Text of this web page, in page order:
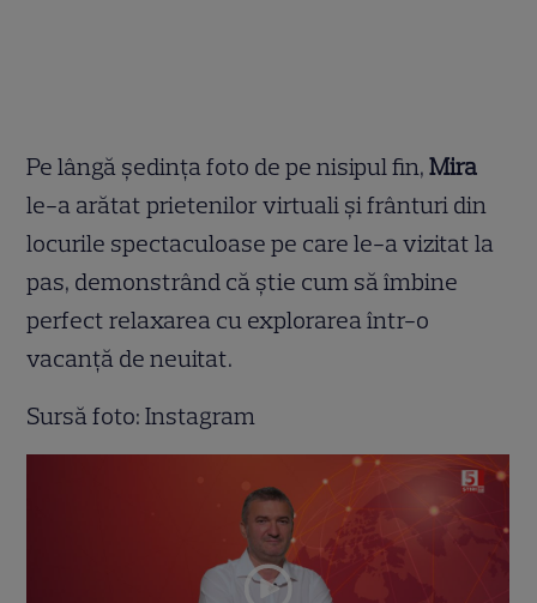
Pe lângă ședința foto de pe nisipul fin,Mira
le-a arătat prietenilor virtuali și frânturi din
locurile spectaculoase pe care le-a vizitat la
pas, demonstrând că știe cum să îmbine
perfect relaxarea cu explorarea într-o
vacanță de neuitat.
Sursă foto: Instagram